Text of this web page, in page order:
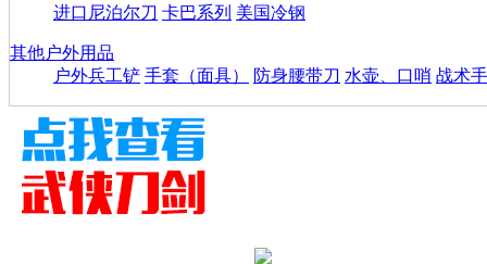
进口尼泊尔刀 卡巴系列 美国冷钢
其他户外用品
户外兵工铲 手套（面具） 防身腰带刀 水壶、口哨 战术